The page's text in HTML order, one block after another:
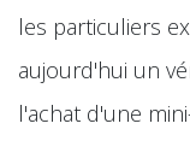
les particuliers
aujourd'hui un
l'achat d'une